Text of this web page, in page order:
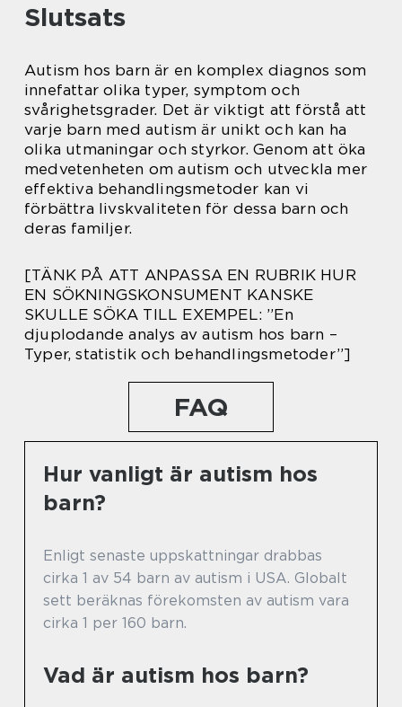
Slutsats
Autism hos barn är en komplex diagnos som
innefattar olika typer, symptom och
svårighetsgrader. Det är viktigt att förstå att
varje barn med autism är unikt och kan ha
olika utmaningar och styrkor. Genom att öka
medvetenheten om autism och utveckla mer
effektiva behandlingsmetoder kan vi
förbättra livskvaliteten för dessa barn och
deras familjer.
[TÄNK PÅ ATT ANPASSA EN RUBRIK HUR
EN SÖKNINGSKONSUMENT KANSKE
SKULLE SÖKA TILL EXEMPEL: ”En
djuplodande analys av autism hos barn –
Typer, statistik och behandlingsmetoder”]
FAQ
Hur vanligt är autism hos
barn?
Enligt senaste uppskattningar drabbas
cirka 1 av 54 barn av autism i USA. Globalt
sett beräknas förekomsten av autism vara
cirka 1 per 160 barn.
Vad är autism hos barn?